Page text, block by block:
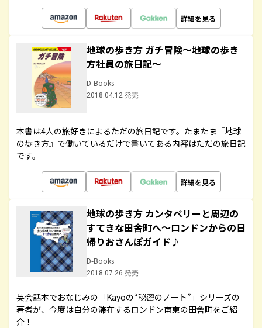
詳細を見る
地球の歩き方 ガチ冒険～地球の歩き
方社員の旅日記～
D-Books
2018.04.12 発売
本書は4人の旅好きによるただの旅日記です。たまたま『地球
の歩き方』で働いているだけで書いてある内容はただの旅日記
です。
詳細を見る
地球の歩き方 カンタベリーと周辺の
すてきな田舎町へ～ロンドンからの日
帰りおさんぽガイド♪
D-Books
2018.07.26 発売
英会話本でおなじみの「Kayoの“秘密のノート”」シリーズの
著者が、今度は自分の滞在するロンドン南東の田舎町をご紹
介！